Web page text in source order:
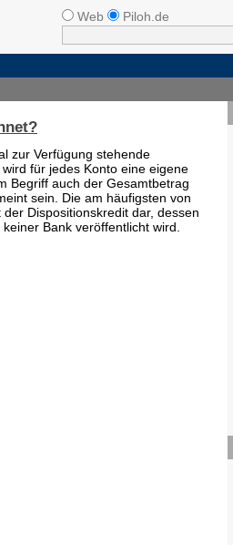
Web Piloh.de
zur Verfügung stehende
für jedes Konto eine eigene
Begriff auch der Gesamtbetrag
sein. Die am häufigsten von
Dispositionskredit dar, dessen
Bank veröffentlicht wird.